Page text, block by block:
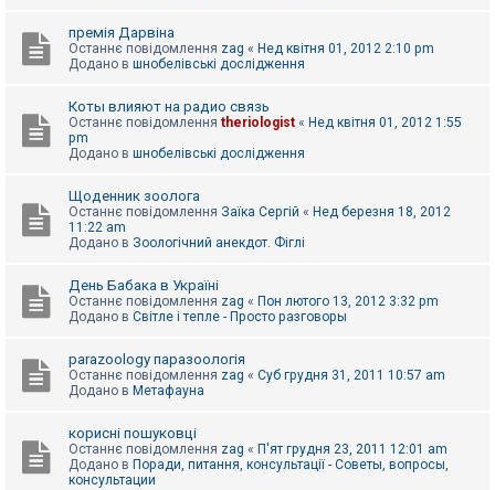
премія Дарвіна
Останнє повідомлення zag « Нед квітня 01, 2012 2:10 pm
Додано в шнобелівські дослідження
Коты влияют на радио связь
Останнє повідомлення theriologist « Нед квітня 01, 2012 1:55
pm
Додано в шнобелівські дослідження
Щоденник зоолога
Останнє повідомлення Заїка Сергій « Нед березня 18, 2012
11:22 am
Додано в Зоологічний анекдот. Фіглі
День Бабака в Україні
Останнє повідомлення zag « Пон лютого 13, 2012 3:32 pm
Додано в Світле і тепле - Просто разговоры
parazoology паразоологія
Останнє повідомлення zag « Суб грудня 31, 2011 10:57 am
Додано в Метафауна
корисні пошуковці
Останнє повідомлення zag « П'ят грудня 23, 2011 12:01 am
Додано в Поради, питання, консультації - Советы, вопросы,
консультации